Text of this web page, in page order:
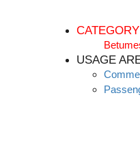
CATEGORY
USAGE